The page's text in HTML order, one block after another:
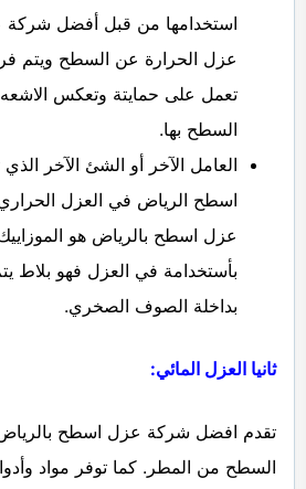
استخدامها من قبل أفضل
عزل الحرارة عن السطح ويتم
تعمل على حمايتة وتعكس الاشعه
السطح بها.
العامل الآخر أو الشئ الآخر
اسطح الرياض في العزل
عزل اسطح بالرياض هو
بأستخدامة في العزل فهو بلاط
بداخلة الصوف الصخري.
ثانيا العزل المائي:
تقدم افضل شركة عزل اسطح بالرياض
السطح من المطر. كما توفر مواد